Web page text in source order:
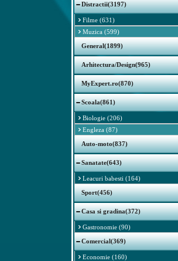
Distractii(3197)
Filme (631)
Muzica (599)
General(1899)
Arhitectura/Design(965)
MyExpert.ro(870)
Scoala(861)
Biologie (206)
Engleza (87)
Auto-moto(837)
Sanatate(643)
Leacuri babesti (164)
Sport(456)
Casa si gradina(372)
Gastronomie (90)
Comercial(369)
Economie (160)